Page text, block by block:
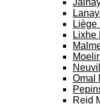
Liège
Lixhe
Omal
Reid